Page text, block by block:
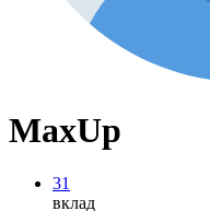
MaxUp
31
вклад